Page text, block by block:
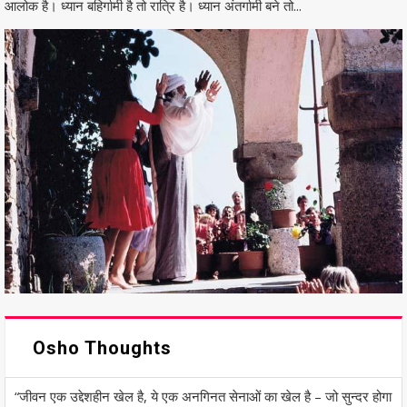
आलोक है। ध्यान बहिर्गामी है तो रात्रि है। ध्यान अंतर्गामी बने तो...
Osho Thoughts
“जीवन एक उद्देशहीन खेल है, ये एक अनगिनत सेनाओं का खेल है – जो सुन्दर होगा